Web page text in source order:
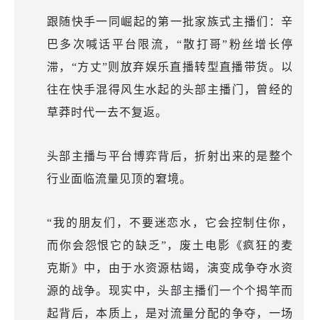
跟随快手一同崛起的第一批家族式主播们：辛
巴多次喊话平台限流，“散打哥”粉丝增长停
滞，“方丈”则放弃娱乐直播转型直播带货。以
往在快手混得风生水起的头部主播门，曾经的
草莽时代一去不复返。
头部主播与平台博弈背后，折射出来的是整个
行业面临流量见顶的窘境。
“我的朋友们，不要迷恋水，它会控制住你，
而你会怨恨它的缺乏”，废土电影《疯狂的麦
克斯》中，由于水资源枯竭，演变成争夺水资
源的战争。现实中，头部主播们一个个揭竿而
起背后，本质上，是对流量分配的争夺，一场